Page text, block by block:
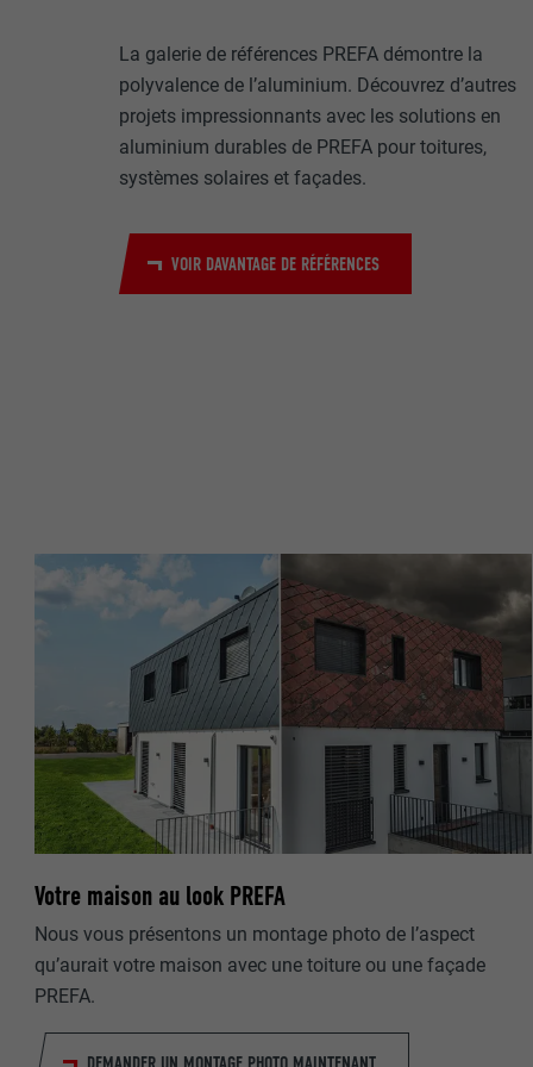
La galerie de références PREFA démontre la
polyvalence de l’aluminium. Découvrez d’autres
projets impressionnants avec les solutions en
aluminium durables de PREFA pour toitures,
systèmes solaires et façades.
VOIR DAVANTAGE DE RÉFÉRENCES
Votre maison au look PREFA
Nous vous présentons un montage photo de l’aspect
qu’aurait votre maison avec une toiture ou une façade
PREFA.
UTILITÉ
NOM
EXPIRATION
UTILITÉ
NOM
EXPIRATION
MARKETING ET
Les cookies «
annonceurs
visiteurs à
plateformes
NOM
EXPIRATION
UTILITÉ